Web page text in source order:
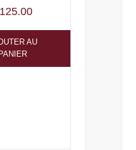
AU
PANIER